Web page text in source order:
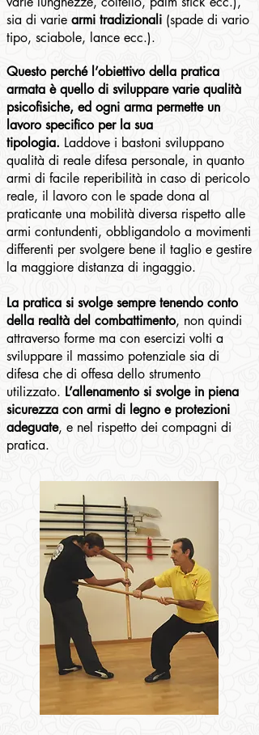
sia di varie armi tradizionali (spade di vario
tipo, sciabole, lance ecc.).
Questo perché l’obiettivo della pratica
armata è quello di sviluppare varie qualità
psicofisiche, ed ogni arma permette un
lavoro specifico per la sua
tipologia. Laddove i bastoni sviluppano
qualità di reale difesa personale, in quanto
armi di facile reperibilità in caso di pericolo
reale, il lavoro con le spade dona al
praticante una mobilità diversa rispetto alle
armi contundenti, obbligandolo a movimenti
differenti per svolgere bene il taglio e gestire
la maggiore distanza di ingaggio.
La pratica si svolge sempre tenendo conto
della realtà del combattimento, non quindi
attraverso forme ma con esercizi volti a
sviluppare il massimo potenziale sia di
difesa che di offesa dello strumento
utilizzato. L’allenamento si svolge in piena
sicurezza con armi di legno e protezioni
adeguate, e nel rispetto dei compagni di
pratica.